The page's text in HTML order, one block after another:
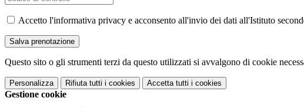
Accetto l'informativa privacy e acconsento all'invio dei dati all'Istituto
Questo sito o gli strumenti terzi da questo utilizzati si avvalgono di cookie
Personalizza Rifiuta tutti i cookies Accetta tutti i cookies
Gestione cookie